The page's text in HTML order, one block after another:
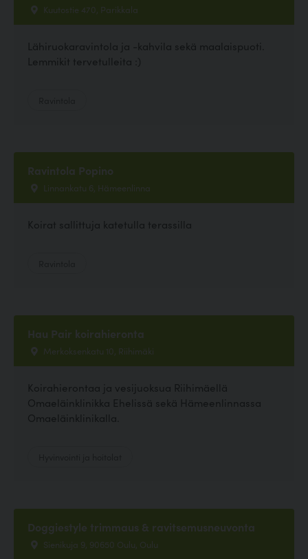
Kuutostie 470, Parikkala
Lähiruokaravintola ja -kahvila sekä maalaispuoti.
Lemmikit tervetulleita :)
Ravintola Popino
Linnankatu 6, Hämeenlinna
Koirat sallittuja katetulla terassilla
Hau Pair koirahieronta
Merkoksenkatu 10, Riihimäki
Koirahierontaa ja vesijuoksua Riihimäellä
Omaeläinklinikka Ehelissä sekä Hämeenlinnassa
Omaeläinklinikalla.
Doggiestyle trimmaus & ravitsemusneuvonta
Sienikuja 9, 90650 Oulu, Oulu